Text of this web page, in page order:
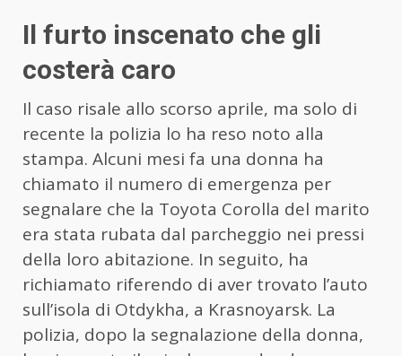
Il furto inscenato che gli
costerà caro
Il caso risale allo scorso aprile, ma solo di
recente la polizia lo ha reso noto alla
stampa. Alcuni mesi fa una donna ha
chiamato il numero di emergenza per
segnalare che la Toyota Corolla del marito
era stata rubata dal parcheggio nei pressi
della loro abitazione. In seguito, ha
richiamato riferendo di aver trovato l’auto
sull’isola di Otdykha, a Krasnoyarsk. La
polizia, dopo la segnalazione della donna,